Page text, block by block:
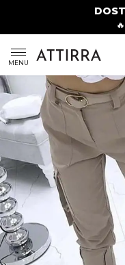
🔥
MENU
Mężczyźni
SUKIENKI
KOMPLETY
KOMBINEZONY
DÓŁ DAMSKIE
STROJE KĄPIELOWE